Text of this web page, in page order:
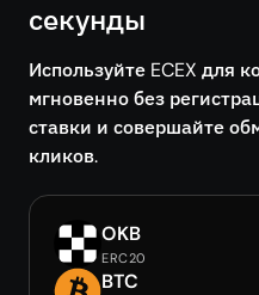
секунды
Используйте ECEX для
мгновенно без
ставки и совершайте
кликов.
OKB
ERC20
BTC